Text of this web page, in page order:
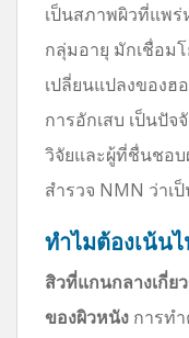
เป็นสภาพผิวที่แพ
กลุ่มอายุ มักเชื่อม
เปลี่ยนแปลงของฮ
การอักเสบ เป็นปั
วิจัยและผู้ที่ชื่นชอ
สำรวจ NMN ว่า
ทำไมต้องเน้น
สิวที่แกนกลางเกี่ย
ของผิวหนัง การท